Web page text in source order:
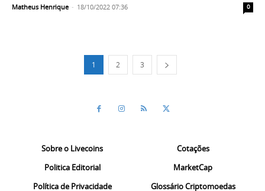
Matheus Henrique - 18/10/2022 07:36 0
1 2 3
Sobre o Livecoins
Politica Editorial
Política de Privacidade
Cotações
MarketCap
Glossário Criptomoedas